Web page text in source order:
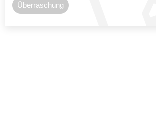
Überraschung